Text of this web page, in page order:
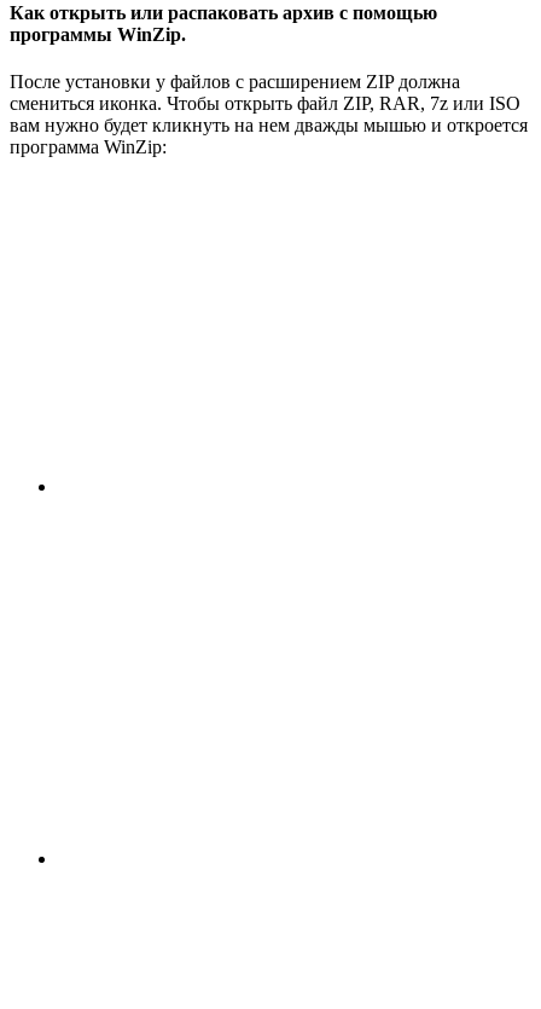
Как открыть или распаковать архив с помощью
программы WinZip.
После установки у файлов с расширением ZIP должна
смениться иконка. Чтобы открыть файл ZIP, RAR, 7z или ISO
вам нужно будет кликнуть на нем дважды мышью и откроется
программа WinZip: